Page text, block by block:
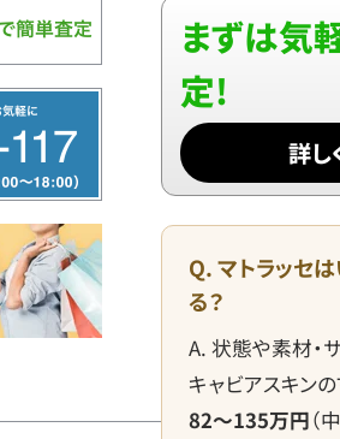
まずは気
定!
詳し
Q. マトラッセ
る？
A. 状態や素材・
キャビアスキン
82〜135万円（